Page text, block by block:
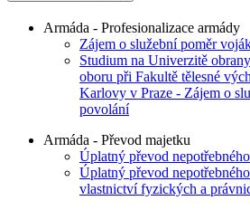
Armáda - Profesionalizace armády
Zájem o služební poměr
Studium na Univerzitě
oboru při Fakultě tělesné
Karlovy v Praze - Zájem o
povolání
Armáda - Převod majetku
Úplatný převod
Úplatný převod
vlastnictví fyzických a